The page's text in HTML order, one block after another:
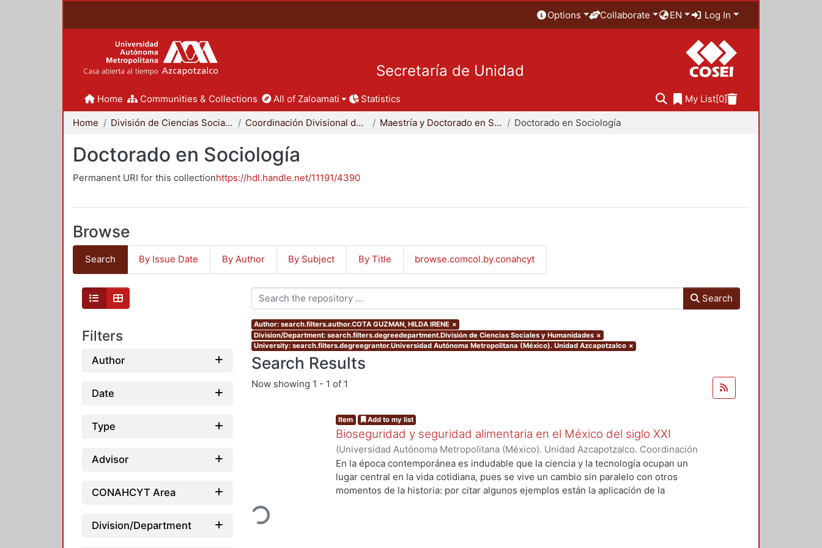
Options Collaborate EN Log In
Secretaría de Unidad
Home Communities & Collections All of Zaloamati Statistics My List[0]
Home División de Ciencias Sociales y Humanidades Coordinación Divisional de Posgrado Maestría y Doctorado en Sociología Doctorado en Sociología
Doctorado en Sociología
Permanent URI for this collectionhttps://hdl.handle.net/11191/4390
Browse
Search By Issue Date By Author By Subject By Title browse.comcol.by.conahcyt
Filters
Author
Date
Type
Advisor
CONAHCYT Area
Division/Department
Search
Author: search.filters.author.COTA GUZMAN, HILDA IRENE ×
Division/Department: search.filters.degreedepartment.División de Ciencias Sociales y Humanidades ×
University: search.filters.degreegrantor.Universidad Autónoma Metropolitana (México). Unidad Azcapotzalco ×
Search Results
Now showing 1 - 1 of 1
Loading...
Item Add to my list
Bioseguridad y seguridad alimentaria en el México del siglo XXI
(Universidad Autónoma Metropolitana (México). Unidad Azcapotzalco. Coordinación
de Servicios de Información.,2010-11-12)COTA GUZMAN, HILDA IRENE
En la época contemporánea es indudable que la ciencia y la tecnología ocupan un
lugar central en la vida cotidiana, pues se vive un cambio sin paralelo con otros
momentos de la historia: por citar algunos ejemplos están la aplicación de la